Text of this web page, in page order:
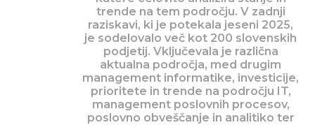
trende na tem področju. V zadnji
raziskavi, ki je potekala jeseni 2025,
je sodelovalo več kot 200 slovenskih
podjetij. Vključevala je različna
aktualna področja, med drugim
management informatike, investicije,
prioritete in trende na področju IT,
management poslovnih procesov,
poslovno obveščanje in analitiko ter